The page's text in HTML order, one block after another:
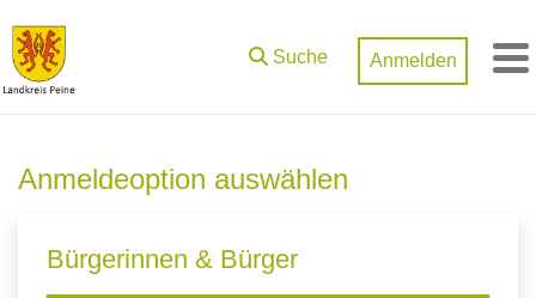
Zum Hauptinhalt springen
Suche Anmelden
Anmeldeoption auswählen
Bürgerinnen & Bürger